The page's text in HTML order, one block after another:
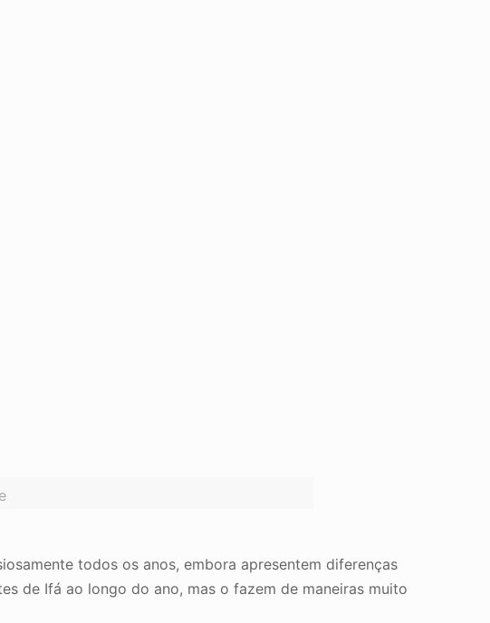
todos os anos, embora apresentem diferenças
de Ifá ao longo do ano, mas o fazem de maneiras muito